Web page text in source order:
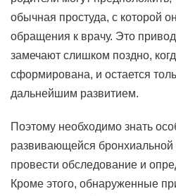
обычная простуда, с которой
обращения к врачу. Это
замечают слишком поздно,
сформирована, и остается
дальнейшим развитием.
Поэтому необходимо знать
развивающейся
провести обследование и
Кроме этого, обнаруженные